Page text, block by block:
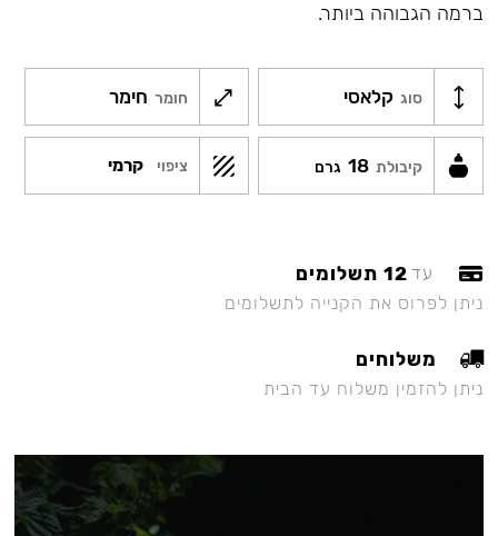
ברמה הגבוהה ביותר.
סוג קלאסי חומר חימר
קיבולת 18 גרם ציפוי קרמי
עד 12 תשלומים
ניתן לפרוס את הקנייה לתשלומים
משלוחים
ניתן להזמין משלוח עד הבית